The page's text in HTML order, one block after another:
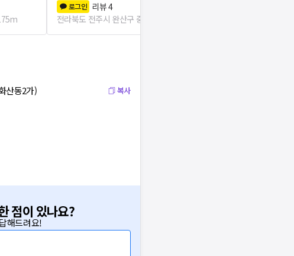
로그인 리뷰4
전라북도 전주시 완산구 중화산1동
산동2가) 복사
점이 있나요?
해드려요!